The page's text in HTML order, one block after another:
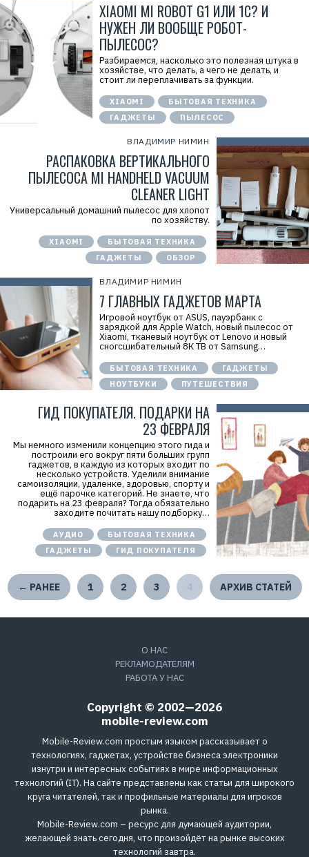
XIAOMI MI ROBOT G1 ИЛИ 1C? И
НУЖЕН ЛИ ВООБЩЕ РОБОТ-
ПЫЛЕСОС?
Разбираемся, насколько это полезная штука в
хозяйстве, что делать, а чего не делать, и
стоит ли переплачивать за функции.
XIAOMI
БЫТОВАЯ ТЕХНИКА
ГАДЖЕТЫ
ПЫЛЕСОС
ВЛАДИМИР НИМИН
РАСПАКОВКА ВЕРТИКАЛЬНОГО
ПЫЛЕСОСА MI HANDHELD VACUUM
CLEANER LIGHT
Универсальный домашний пылесос для хлопот
по хозяйству.
XIAOMI
БЫТОВАЯ ТЕХНИКА
ГАДЖЕТЫ
ОБЗОР
ВЛАДИМИР НИМИН
7 ГЛАВНЫХ ГАДЖЕТОВ МАРТА
Игровой ноутбук от ASUS, пауэрбанк с
зарядкой для Apple Watch, новый пылесос от
Xiaomi, тканевый ноутбук от Lenovo и новый
сногсшибательный 8К ТВ от Samsung…
БЫТОВАЯ ТЕХНИКА
ГАДЖЕТЫ
НОУТБУКИ
ПУТЕШЕСТВИЯ
ГИД ПОКУПАТЕЛЯ. ПОДАРКИ НА
23 ФЕВРАЛЯ
Мы немного изменили концепцию этого гида и
построили его вокруг пяти больших групп
гаджетов, в каждую из которых входит по
несколько устройств. Уделили внимание
самоизоляции, удаленке, здоровью, спорту и
ещё парочке категорий. Не знаете, что
подарить на 23 февраля? Тогда обязательно
заходите почитать нашу подборку…
АУДИО
БЫТОВАЯ ТЕХНИКА
ГАДЖЕТЫ
ГИД ПОКУПАТЕЛЯ
а
в
э
й
Н
Н
:
7
7
1
4
6
0
4
← РАНЕЕ 1 2 3 АРХИВ СТАТЕЙ
О НАС
РЕКЛАМОДАТЕЛЯМ
РАБОТА У НАС
Copyright © 2002—2026
mobile-review.com
Mobile-Review.com простым языком рассказывает о
технологиях, гаджетах, устройстве бизнеса электроники
изнутри и интересных событиях в мире информационных
технологий (IT). На сайте представлены как статьи для широкого
круга читателей, так и профильные материалы для игроков
рынка.
Mobile-Review.com – ресурс для думающей аудитории,
желающей знать сегодня, что произойдёт на рынке высоких
технологий завтра.